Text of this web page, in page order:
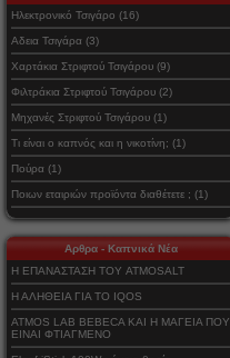
Ηλεκτρονικό Τσιγάρο (16)
Αδεια Τσιγάρα (3)
Χαρτάκια Στριφτού Τσιγάρου (9)
Φιλτράκια Στριφτού Τσιγάρου (2)
Μηχανές Στριφτού Τσιγάρου (1)
Τι είναι ο καπνός και η νικοτίνη; (1)
Πούρα (1)
Ποιων εταιριών προϊόντα διαθέτετε ; (1)
Αρθρα - Καπνικά Νέα
Η ΕΠΑΝΑΣΤΑΣΗ ΤΟΥ ATMOSALT
Η ΑΛΗΘΕΙΑ ΓΙΑ ΤΟ IQOS
ATMOS LAB BEBECA ΚΑΙ Η ΜΑΓΕΙΑ ΠΟΥ
ΕΙΝΑΙ ΦΤΙΑΓΜΕΝΟ